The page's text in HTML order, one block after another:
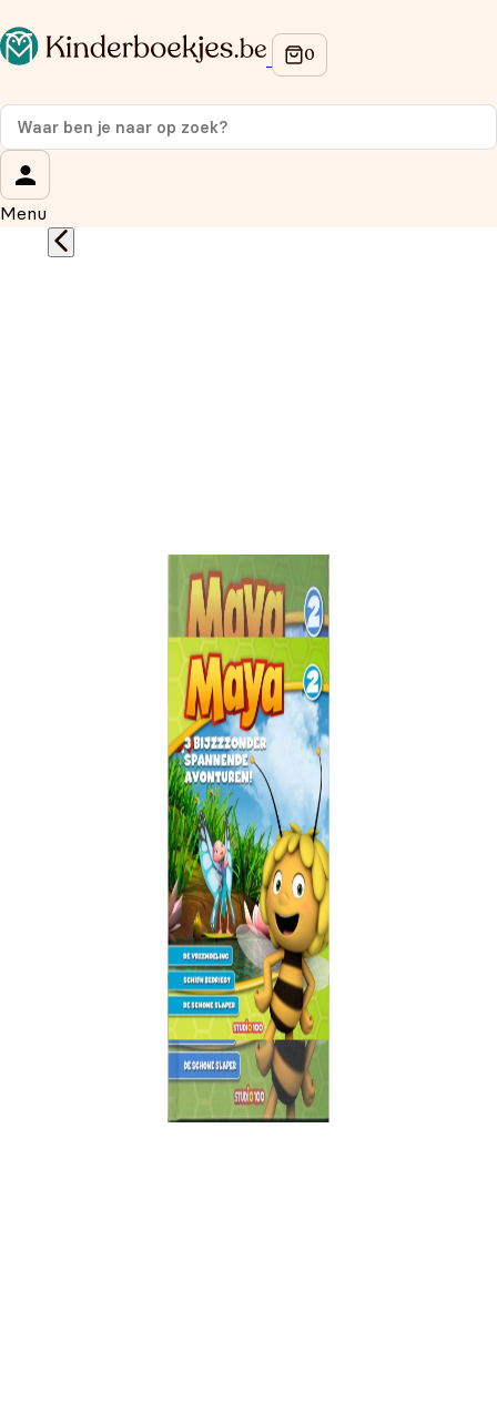
Menu
Op de hoogte blijven van onze acties?
Meld je aan voor onze nieuwsbrief en ontvang
korting
Wat is je voornaam?
Wat is je e-mailadres?